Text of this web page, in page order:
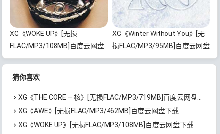
XG《WOKE UP》[无损
FLAC/MP3/108MB]百度云网盘
下载
XG《Winter Without You》[无
损FLAC/MP3/95MB]百度云网盘
下载
猜你喜欢
XG《THE CORE – 核》[无损FLAC/MP3/719MB]百度云网盘下载
XG《AWE》[无损FLAC/MP3/462MB]百度云网盘下载
XG《WOKE UP》[无损FLAC/MP3/108MB]百度云网盘下载